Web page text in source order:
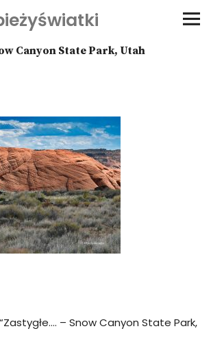
ściany
Canyon State Park, Utah
Zastygłe…. – Snow Canyon State Park,